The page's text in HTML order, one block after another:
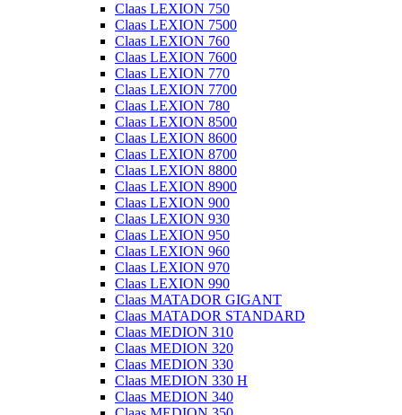
Claas LEXION 750
Claas LEXION 7500
Claas LEXION 760
Claas LEXION 7600
Claas LEXION 770
Claas LEXION 7700
Claas LEXION 780
Claas LEXION 8500
Claas LEXION 8600
Claas LEXION 8700
Claas LEXION 8800
Claas LEXION 8900
Claas LEXION 900
Claas LEXION 930
Claas LEXION 950
Claas LEXION 960
Claas LEXION 970
Claas LEXION 990
Claas MATADOR GIGANT
Claas MATADOR STANDARD
Claas MEDION 310
Claas MEDION 320
Claas MEDION 330
Claas MEDION 330 H
Claas MEDION 340